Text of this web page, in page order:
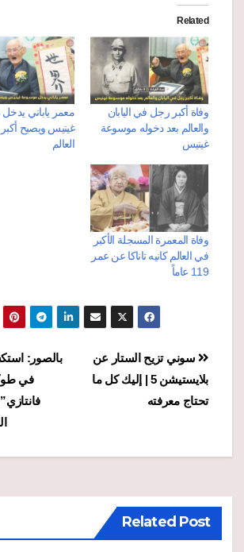
Related
وفاة أكبر رجل في اليابان
والعالم بعد دخوله موسوعة
غينيس
معمر ياباني
غينيس ويصبح
العالم
وفاة المعمرة المسجلة الأكبر
في العالم كانيه تاناكا عن عمر
119 عاماً
تصفّح
المقالات
بالصور:
في
سوني تزيح الستار عن
بلايستيشن 5 | إليك كل ما
تحتاج معرفته
Related Post